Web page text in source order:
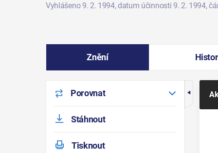
Vyhlášeno 9. 2. 1994, datum účinnosti 9. 2. 1994,
Znění
Porovnat
Stáhnout
Tisknout